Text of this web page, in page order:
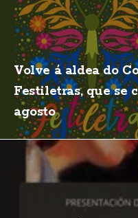
Volve á aldea do
Festiletras, que se
agosto